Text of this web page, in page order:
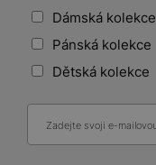
Dámská kolekce
Pánská kolekce
Dětská kolekce